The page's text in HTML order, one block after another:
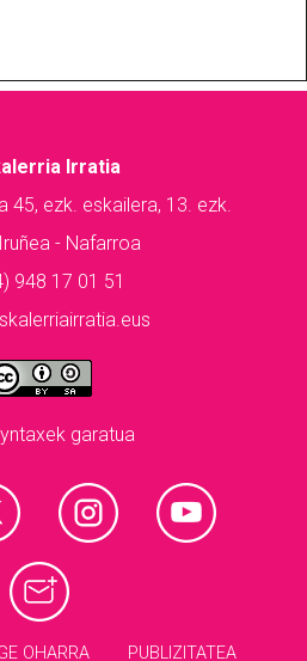
Irratia
45, ezk. eskailera, 13. ezk.
- Nafarroa
948 17 01 51
garatua
OHARRA PUBLIZITATEA